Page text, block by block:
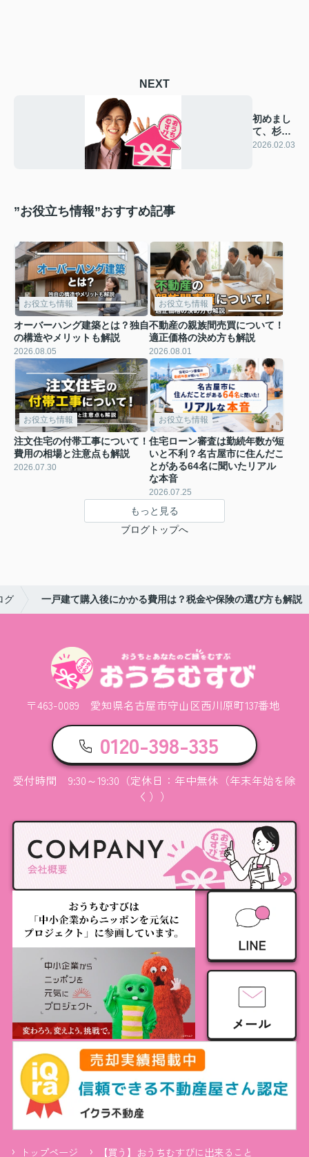
NEXT
初めまし
て、杉村
です！
2026.02.03
”お役立ち情報”おすすめ記事
お役立ち情報
オーバーハング建築とは？独自
の構造やメリットも解説
2026.08.05
お役立ち情報
不動産の親族間売買について！
適正価格の決め方も解説
2026.08.01
お役立ち情報
注文住宅の付帯工事について！
費用の相場と注意点も解説
2026.07.30
お役立ち情報
住宅ローン審査は勤続年数が短
いと不利？名古屋市に住んだこ
とがある64名に聞いたリアル
な本音
2026.07.25
もっと見る
ブログトップへ
グ 一戸建て購入後にかかる費用は？税金や保険の選び方も解説
〒463-0089 愛知県名古屋市守山区西川原町137番地
0120-398-335
受付時間 9:30～19:30（定休日：年中無休（年末年始を除
く））
トップページ 【買う】おうちむすびに出来ること